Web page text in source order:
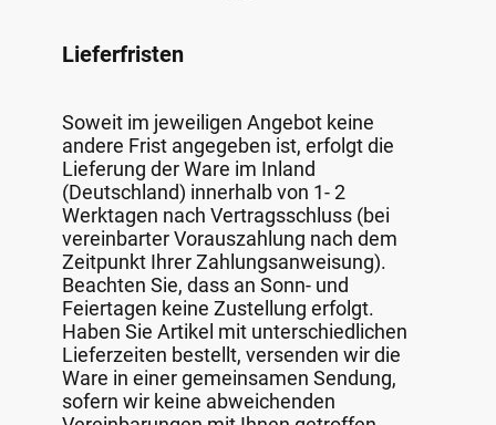
Lieferfristen
Soweit im jeweiligen Angebot keine
andere Frist angegeben ist, erfolgt die
Lieferung der Ware im Inland
(Deutschland) innerhalb von 1- 2
Werktagen nach Vertragsschluss (bei
vereinbarter Vorauszahlung nach dem
Zeitpunkt Ihrer Zahlungsanweisung).
Beachten Sie, dass an Sonn- und
Feiertagen keine Zustellung erfolgt.
Haben Sie Artikel mit unterschiedlichen
Lieferzeiten bestellt, versenden wir die
Ware in einer gemeinsamen Sendung,
sofern wir keine abweichenden